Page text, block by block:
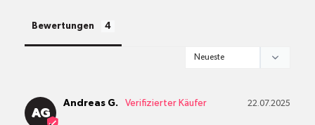
Bewertungen
AG
22.07.2025
Andreas G.